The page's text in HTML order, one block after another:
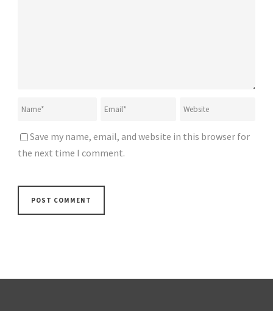
Save my name, email, and website in this browser for
the next time I comment.